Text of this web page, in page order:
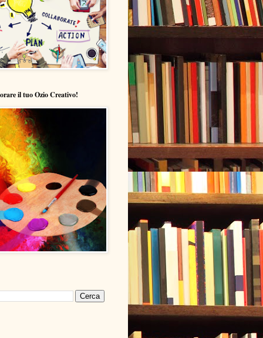
il tuo Ozio Creativo!